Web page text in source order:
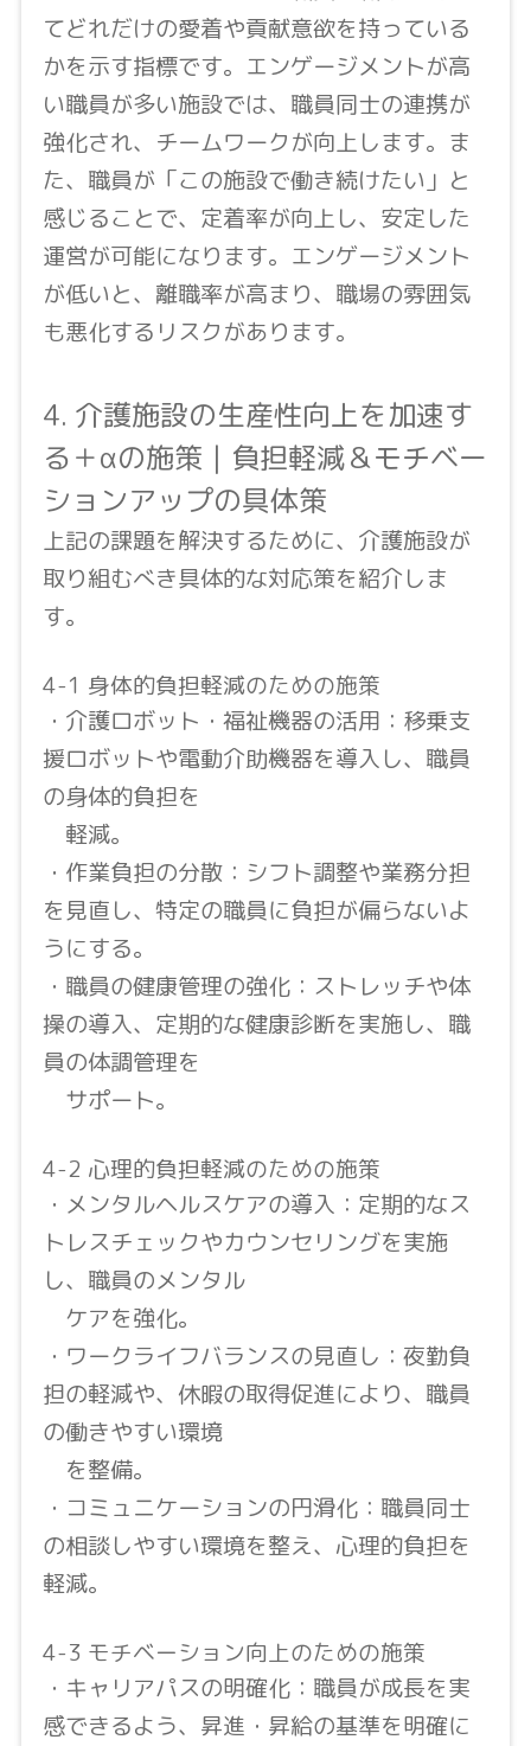
てどれだけの愛着や貢献意欲を持っている
かを示す指標です。エンゲージメントが高
い職員が多い施設では、職員同士の連携が
強化され、チームワークが向上します。ま
た、職員が「この施設で働き続けたい」と
感じることで、定着率が向上し、安定した
運営が可能になります。エンゲージメント
が低いと、離職率が高まり、職場の雰囲気
も悪化するリスクがあります。
4. 介護施設の生産性向上を加速す
る＋αの施策｜負担軽減＆モチベー
ションアップの具体策
上記の課題を解決するために、介護施設が
取り組むべき具体的な対応策を紹介しま
す。
4-1 身体的負担軽減のための施策
・介護ロボット・福祉機器の活用：移乗支
援ロボットや電動介助機器を導入し、職員
の身体的負担を
軽減。
・作業負担の分散：シフト調整や業務分担
を見直し、特定の職員に負担が偏らないよ
うにする。
・職員の健康管理の強化：ストレッチや体
操の導入、定期的な健康診断を実施し、職
員の体調管理を
サポート。
4-2 心理的負担軽減のための施策
・メンタルヘルスケアの導入：定期的なス
トレスチェックやカウンセリングを実施
し、職員のメンタル
ケアを強化。
・ワークライフバランスの見直し：夜勤負
担の軽減や、休暇の取得促進により、職員
の働きやすい環境
を整備。
・コミュニケーションの円滑化：職員同士
の相談しやすい環境を整え、心理的負担を
軽減。
4-3 モチベーション向上のための施策
・キャリアパスの明確化：職員が成長を実
感できるよう、昇進・昇給の基準を明確に